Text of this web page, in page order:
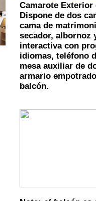
Camarote
Dispone de dos
cama de
secador, albornoz
interactiva con
idiomas, teléfono
mesa auxiliar de
armario
balcón.